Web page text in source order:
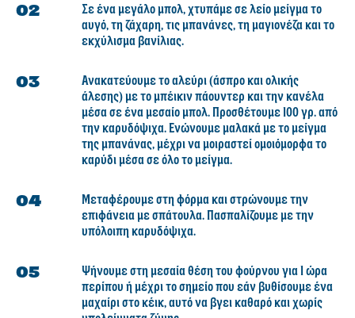
Σε ένα μεγάλο μπολ, χτυπάμε σε λείο μείγμα το
αυγό, τη ζάχαρη, τις μπανάνες, τη μαγιονέζα και το
εκχύλισμα βανίλιας.
Ανακατεύουμε το αλεύρι (άσπρο και ολικής
άλεσης) με το μπέικιν πάουντερ και την κανέλα
μέσα σε ένα μεσαίο μπολ. Προσθέτουμε 100 γρ. από
την καρυδόψιχα. Ενώνουμε μαλακά με το μείγμα
της μπανάνας, μέχρι να μοιραστεί ομοιόμορφα το
καρύδι μέσα σε όλο το μείγμα.
Μεταφέρουμε στη φόρμα και στρώνουμε την
επιφάνεια με σπάτουλα. Πασπαλίζουμε με την
υπόλοιπη καρυδόψιχα.
Ψήνουμε στη μεσαία θέση του φούρνου για 1 ώρα
περίπου ή μέχρι το σημείο που εάν βυθίσουμε ένα
μαχαίρι στο κέικ, αυτό να βγει καθαρό και χωρίς